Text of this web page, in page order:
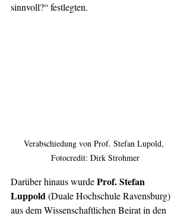
sinnvoll?“ festlegten.
Verabschiedung von Prof. Stefan Lupold,
Fotocredit: Dirk Strohmer
Darüber hinaus wurde Prof. Stefan
Luppold (Duale Hochschule Ravensburg)
aus dem Wissenschaftlichen Beirat in den